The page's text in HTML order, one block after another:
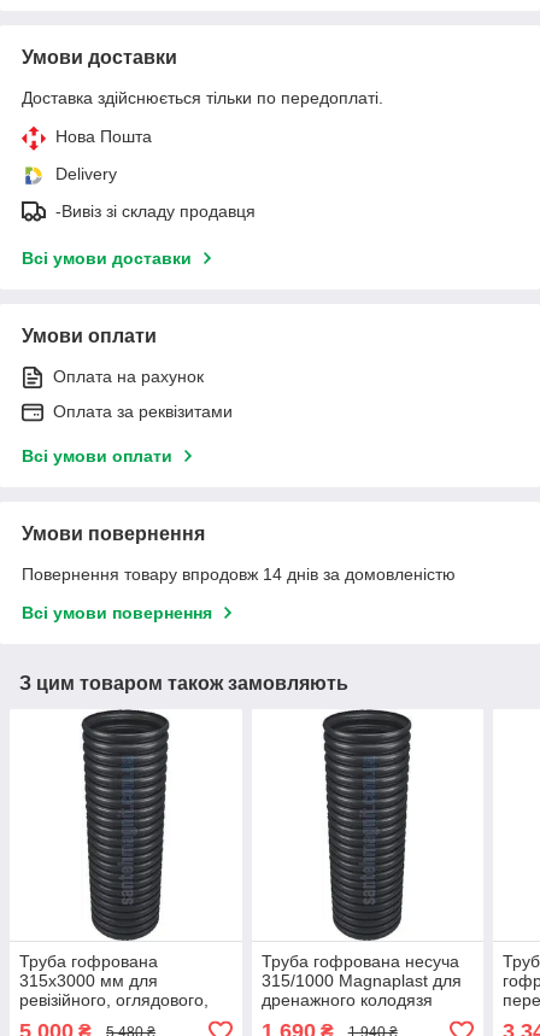
Умови доставки
Доставка здійснюється тільки по передоплаті.
Нова Пошта
Delivery
-Вивіз зі складу продавця
Всі умови доставки
Умови оплати
Оплата на рахунок
Оплата за реквізитами
Всі умови оплати
Умови повернення
Повернення товару впродовж 14 днів за домовленістю
Всі умови повернення
З цим товаром також замовляють
Труба гофрована
315х3000 мм для
ревізійного, оглядового,
перепадного та
5 480 ₴
Труба гофрована несуча
315/1000 Magnaplast для
дренажного колодязя
1 940 ₴